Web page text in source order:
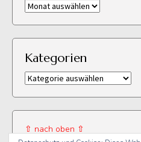
Archiv
Kategorien
Kategorien
⇧ nach oben ⇧